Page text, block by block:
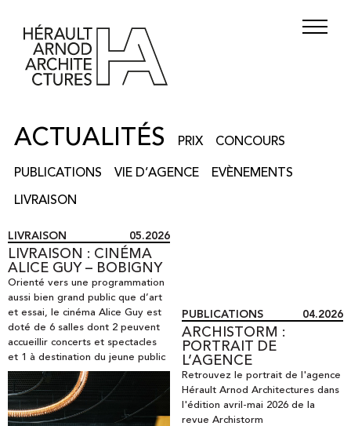
PRIX CONCOURS
PUBLICATIONS VIE D’AGENCE EVÈNEMENTS
LIVRAISON
ACTUALITÉS
LIVRAISON 05.2026
LIVRAISON : CINÉMA
ALICE GUY – BOBIGNY
Orienté vers une programmation
aussi bien grand public que d’art
et essai,
le cinéma Alice Guy est
doté de 6 salles dont 2 peuvent
accueillir concerts et spectacles
et 1 à destination du jeune public
PUBLICATIONS 04.2026
ARCHISTORM :
PORTRAIT DE
L’AGENCE
Retrouvez le portrait de l'agence
Hérault Arnod Architectures dans
l'édition avril-mai 2026 de la
revue Archistorm